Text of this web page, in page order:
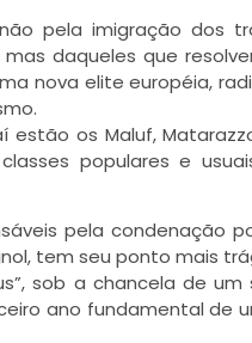
pela imigração dos
daqueles que
nova elite européia,
os Maluf,
populares e
pela condenação
tem seu ponto mais
sob a chancela de
ano fundamental de